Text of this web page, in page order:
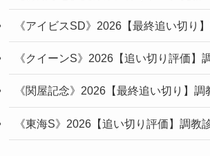
《アイビスSD》2026【最終追い切り
《クイーンS》2026【追い切り評価】
《関屋記念》2026【最終追い切り】調
《東海S》2026【追い切り評価】調教